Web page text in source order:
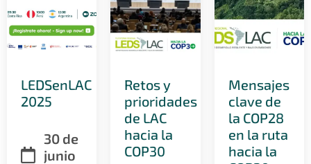
LEDSenLAC
2025
30 de
junio
Retos y
prioridades
de LAC
hacia la
COP30
Mensajes
clave de
la COP28
en la ruta
hacia la